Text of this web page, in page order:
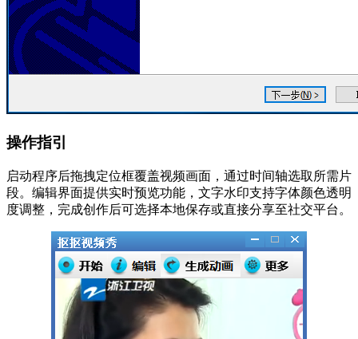
操作指引
启动程序后拖拽定位框覆盖视频画面，通过时间轴选取所需片
段。编辑界面提供实时预览功能，文字水印支持字体颜色透明
度调整，完成创作后可选择本地保存或直接分享至社交平台。